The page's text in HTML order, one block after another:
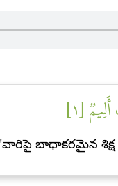
[١]
బాధాకరమైన శిక్ష